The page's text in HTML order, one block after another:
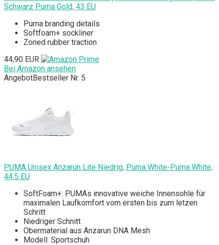
Schwarz Puma Gold, 43 EU
Puma branding details
Softfoam+ sockliner
Zoned rubber traction
44,90 EUR
Bei Amazon ansehen
AngebotBestseller Nr. 5
PUMA Unisex Anzarun Lite Niedrig, Puma White-Puma White,
44.5 EU
SoftFoam+: PUMAs innovative weiche Innensohle für
maximalen Laufkomfort vom ersten bis zum letzen
Schritt
Niedriger Schnitt
Obermaterial aus Anzarun DNA Mesh
Modell: Sportschuh